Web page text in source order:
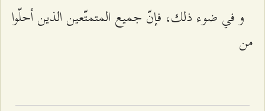
و في ضوء ذلك، فإنّ جميع المتمتّعين الذين أحلّوا
من‌